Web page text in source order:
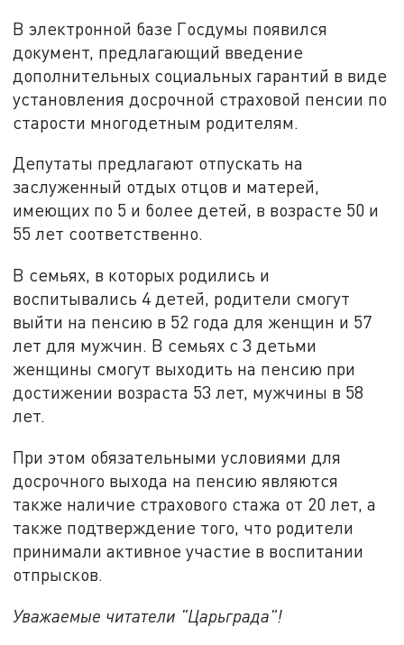
В электронной базе Госдумы появился
документ, предлагающий введение
дополнительных социальных гарантий в виде
установления досрочной страховой пенсии по
старости многодетным родителям.
Депутаты предлагают отпускать на
заслуженный отдых отцов и матерей,
имеющих по 5 и более детей, в возрасте 50 и
55 лет соответственно.
В семьях, в которых родились и
воспитывались 4 детей, родители смогут
выйти на пенсию в 52 года для женщин и 57
лет для мужчин. В семьях с 3 детьми
женщины смогут выходить на пенсию при
достижении возраста 53 лет, мужчины в 58
лет.
При этом обязательными условиями для
досрочного выхода на пенсию являются
также наличие страхового стажа от 20 лет, а
также подтверждение того, что родители
принимали активное участие в воспитании
отпрысков.
Уважаемые читатели "Царьграда"!